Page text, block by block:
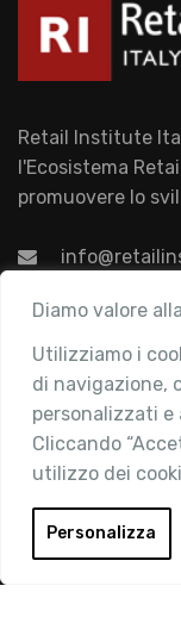
Diamo valore
Utilizziamo i
di navigazione,
personalizzati
Cliccando
utilizzo dei
Personalizza
Retail Institute
l'Ecosistema
promuovere lo
Associazione
Chi siamo
Attività
Contatti
Area
Login
Diventa Socio